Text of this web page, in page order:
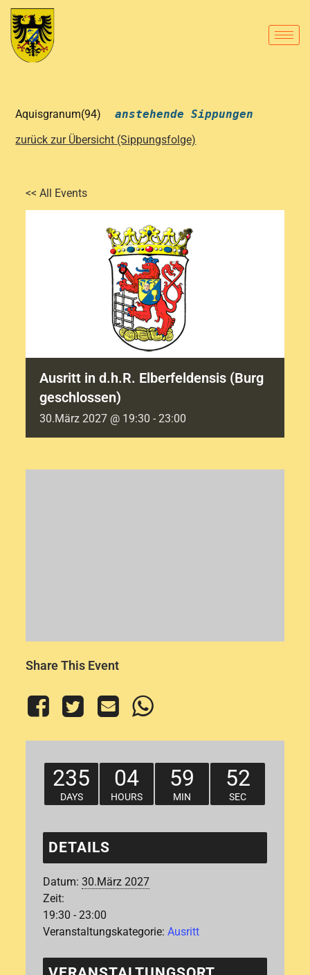
Aquisgranum(94)anstehende Sippungen
zurück zur Übersicht (Sippungsfolge)
<< All Events
Ausritt in d.h.R. Elberfeldensis (Burg
geschlossen)
30.März 2027 @ 19:30 -23:00
Share This Event
235
DAYS
04
HOURS
59
MIN
52
SEC
DETAILS
Datum: 30.März 2027
Zeit:
19:30 - 23:00
Veranstaltungskategorie: Ausritt